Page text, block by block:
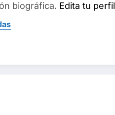
biográfica. Edita tu perfil